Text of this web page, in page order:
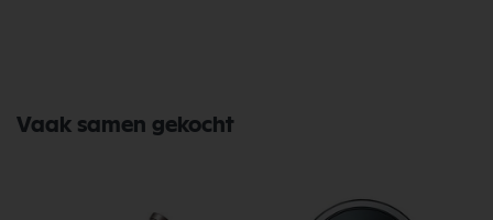
Vaak samen gekocht